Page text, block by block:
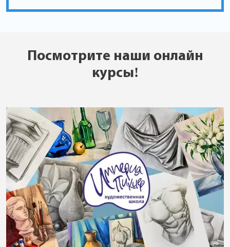
Посмотрите наши онлайн
курсы!